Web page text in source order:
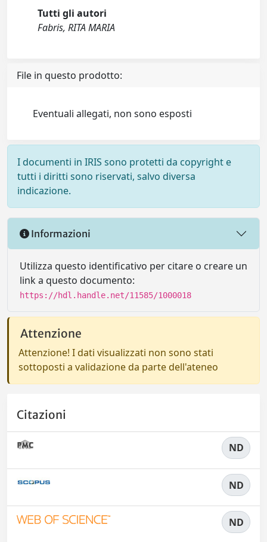
Tutti gli autori
Fabris, RITA MARIA
File in questo prodotto:
Eventuali allegati, non sono esposti
I documenti in IRIS sono protetti da copyright e
tutti i diritti sono riservati, salvo diversa
indicazione.
Informazioni
Utilizza questo identificativo per citare o creare un
link a questo documento:
https://hdl.handle.net/11585/1000018
Attenzione
Attenzione! I dati visualizzati non sono stati
sottoposti a validazione da parte dell'ateneo
Citazioni
ND
ND
ND